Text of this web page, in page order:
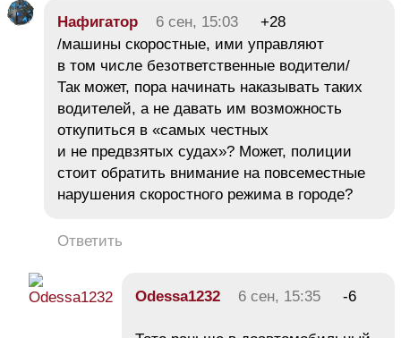
Нафигатор 6 сен, 15:03
+28
/машины скоростные, ими управляют
в том числе безответственные водители/
Так может, пора начинать наказывать таких
водителей, а не давать им возможность
откупиться в «самых честных
и не предвзятых судах»? Может, полиции
стоит обратить внимание на повсеместные
нарушения скоростного режима в городе?
Ответить
Odessa1232 6 сен, 15:35 -6